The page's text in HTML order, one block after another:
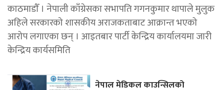
काठमाडाैँ । नेपाली काँग्रेसका सभापति गगनकुमार थापाले मुलुक
अहिले सरकारको शासकीय अराजकताबाट आक्रान्त भएको
आरोप लगाएका छन् । आइतबार पार्टी केन्द्रिय कार्यालयमा जारी
केन्द्रिय कार्यसमिति
नेपाल मेडिकल काउन्सिलको